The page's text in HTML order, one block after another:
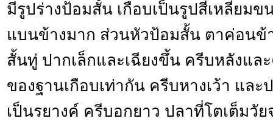
มีรูปร่างป้อมสั้น เกือบเป็นรูปสี่เหลี่ยมข
แบนข้างมาก ส่วนหัวป้อมสั้น ตาค่อนข้า
สั้นทู่ ปากเล็กและเฉียงขึ้น ครีบหลังแล
ของฐานเกือบเท่ากัน ครีบหางเว้า และ
เป็นรยางค์ ครีบอกยาว ปลาที่โตเต็มวั